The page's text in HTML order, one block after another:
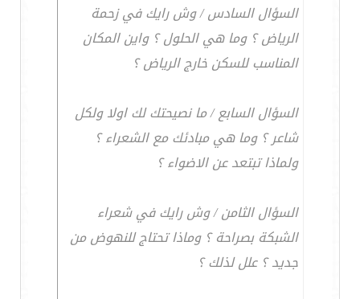
السؤال السادس / وش رايك في زحمة
الرياض ؟ وما هي الحلول ؟ واين المكان
المناسب للسكن خارج الرياض ؟
السؤال السابع / ما نصيحتك لك اولا ولكل
شاعر ؟ وما هي مبادئك مع الشعراء ؟
ولماذا تبتعد عن الاضواء ؟
السؤال الثامن / وش رايك في شعراء
الشبكة بصراحة ؟ وماذا تحتاج للنهوض من
جديد ؟ علل لذلك ؟